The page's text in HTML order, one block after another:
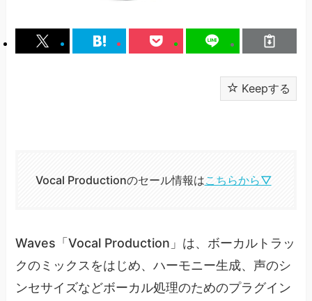
Keepする
Vocal Productionのセール情報はこちらから▽
Waves「Vocal Production」は、ボーカルトラッ
クのミックスをはじめ、ハーモニー生成、声のシ
ンセサイズなどボーカル処理のためのプラグイン